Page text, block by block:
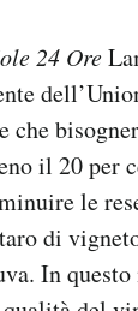
24 Ore
che
il 20 per
le
di
In